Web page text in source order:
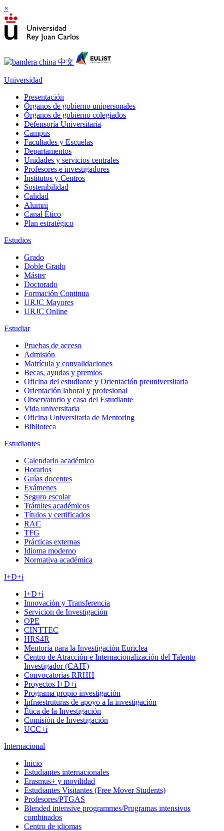
×
Universidad
Presentación
Órganos de gobierno unipersonales
Órganos de gobierno colegiados
Defensoría Universitaria
Campus
Facultades y Escuelas
Departamentos
Unidades y servicios centrales
Profesores e investigadores
Institutos y Centros
Sostenibilidad
Calidad
Alumni
Canal Ético
Plan estratégico
Estudios
Grado
Doble Grado
Máster
Doctorado
Formación Continua
URJC Mayores
URJC Online
Estudiar
Pruebas de acceso
Admisión
Matrícula y convalidaciones
Becas, ayudas y premios
Oficina del estudiante y Orientación preuniversitaria
Orientación laboral y profesional
Observatorio y casa del Estudiante
Vida universitaria
Oficina Universitaria de Mentoring
Biblioteca
Estudiantes
Calendario académico
Horarios
Guías docentes
Exámenes
Seguro escolar
Trámites académicos
Títulos y certificados
RAC
TFG
Prácticas externas
Idioma moderno
Normativa académica
I+D+i
I+D+i
Innovación y Transferencia
Servicion de Investigación
OPE
CINTTEC
HRS4R
Mentoría para la Investigación Euriclea
Centro de Atracción e Internacionalización del Talento
Investigador (CAIT)
Convocatorias RRHH
Proyectos I+D+i
Programa propio investigación
Infraestruturas de apoyo a la investigación
Ética de la Investigación
Comisión de Investigación
UCC+i
Internacional
Inicio
Estudiantes internacionales
Erasmus+ y movilidad
Estudiantes Visitantes (Free Mover Students)
Profesores/PTGAS
Blended intensive programmes/Programas intensivos
combinados
Centro de idiomas